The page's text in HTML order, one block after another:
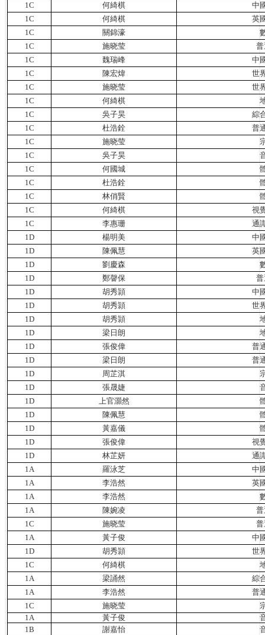
1C
何綺棋
中
1C
何綺棋
英
1C
關錦濠
1C
施晓莹
1C
魏瑞峰
中
1C
陳宏煒
世
1C
施晓莹
世
1C
何綺棋
1C
吳子昊
綜
1C
杜浩銓
普
1C
施晓莹
1C
吳子昊
1C
何國城
1C
杜浩銓
1C
林俏賢
1C
何綺棋
視
1C
李惠珊
通
1D
楊明美
中
1D
陳佩慧
英
1D
劉慶森
1D
鄭韾保
1D
胡秀頴
中
1D
胡秀頴
世
1D
胡秀頴
1D
梁日朗
1D
張俊偉
普
1D
梁日朗
普
1D
周芷淇
1D
張晟婕
1D
上官灝然
1D
陳佩慧
1D
黃嘉儀
1D
張俊偉
視
1D
林芷妍
通
1A
羅泳芝
中
1A
李浩然
英
1A
李浩然
1A
陳婉凌
1C
施晓莹
1A
黃子俊
中
1D
胡秀頴
世
1C
何綺棋
1A
梁誦然
綜
1A
李浩然
普
1C
施晓莹
1A
黃子俊
1B
謝嘉怡